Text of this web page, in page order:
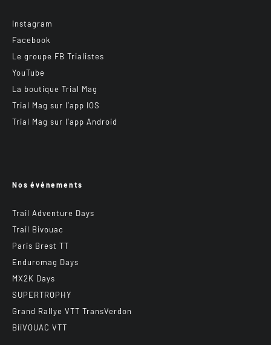
Instagram
Facebook
Le groupe FB Trialistes
YouTube
La boutique Trial Mag
Trial Mag sur l’app IOS
Trial Mag sur l’app Android
Nos événements
Trail Adventure Days
Trail Bivouac
Paris Brest TT
Enduromag Days
MX2K Days
SUPERTROPHY
Grand Rallye VTT TransVerdon
BiiVOUAC VTT